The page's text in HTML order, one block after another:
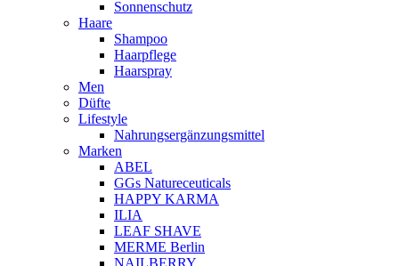
Sonnenschutz
Haare
Shampoo
Haarpflege
Haarspray
Men
Düfte
Lifestyle
Nahrungsergänzungsmittel
Marken
ABEL
GGs Natureceuticals
HAPPY KARMA
ILIA
LEAF SHAVE
MERME Berlin
NAILBERRY